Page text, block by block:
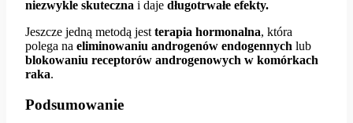
niezwykle skuteczna i daje długotrwałe efekty.
Jeszcze jedną metodą jest terapia hormonalna, która
polega na eliminowaniu androgenów endogennych lub
blokowaniu receptorów androgenowych w komórkach
raka.
Podsumowanie